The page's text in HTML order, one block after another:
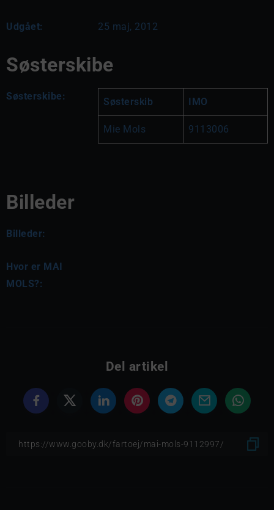
Udgået: 25 maj, 2012
Søsterskibe
Søsterskibe: Søsterskib IMO
Mie Mols 9113006
Billeder
Billeder:
Hvor er MAI
MOLS?:
Del artikel